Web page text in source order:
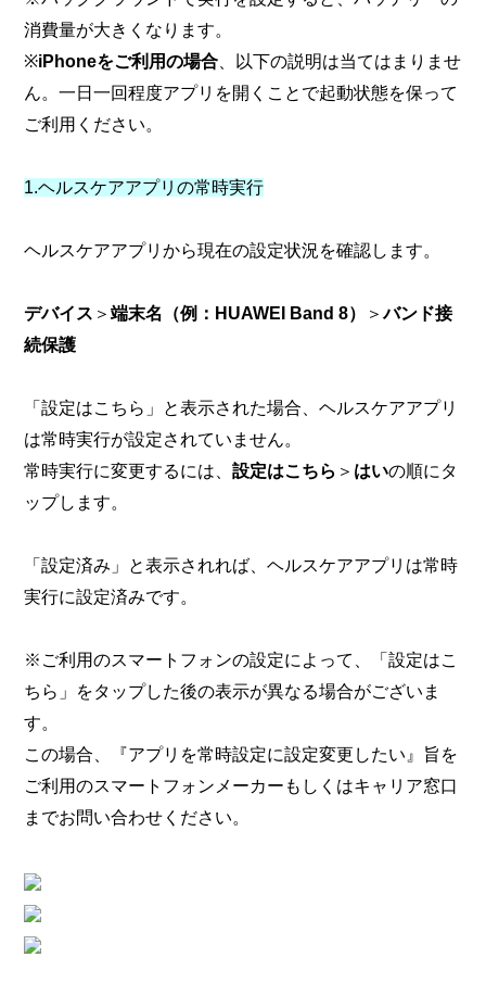
消費量が大きくなります。
※iPhoneをご利用の場合 、以下の説明は当てはまりませ
ん。一日一回程度アプリを開くことで起動状態を保って
ご利用ください。
1.ヘルスケアアプリの常時実行
ヘルスケアアプリから現在の設定状況を確認します。
デバイス ＞端末名（例：HUAWEI Band 8） ＞バンド接
続保護
「設定はこちら」と表示された場合、ヘルスケアアプリ
は常時実行が設定されていません。
常時実行に変更するには、設定はこちら ＞ はいの順にタ
ップします。
「設定済み」と表示されれば、ヘルスケアアプリは常時
実行に設定済みです。
※ご利用のスマートフォンの設定によって、「設定はこ
ちら」をタップした後の表示が異なる場合がございま
す。
この場合、『アプリを常時設定に設定変更したい』旨を
ご利用のスマートフォンメーカーもしくはキャリア窓口
までお問い合わせください。